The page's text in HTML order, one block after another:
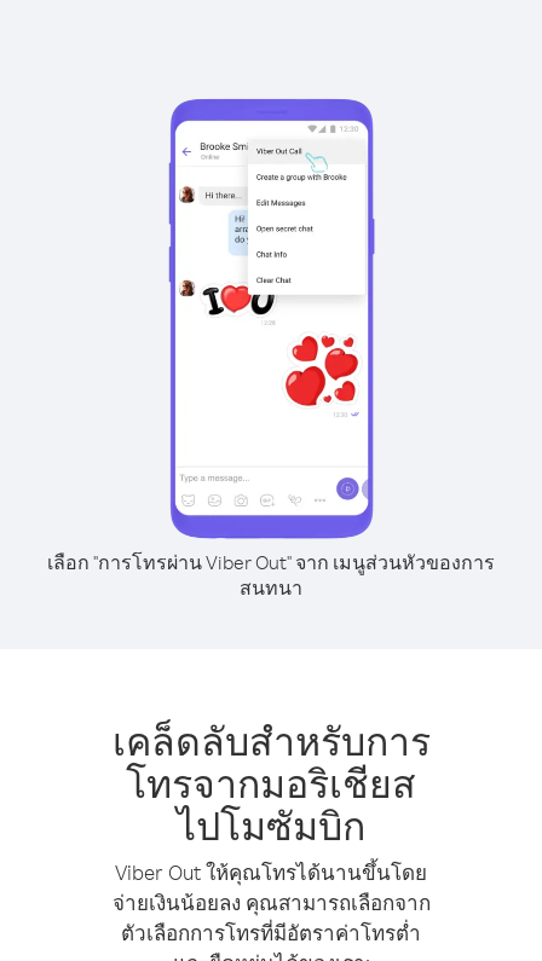
เลือก "การโทรผ่าน Viber Out" จาก เมนูส่วนหัวของการ
สนทนา
เคล็ดลับสำหรับการ
โทรจากมอริเชียส
ไปโมซัมบิก
Viber Out ให้คุณโทรได้นานขึ้นโดย
จ่ายเงินน้อยลง คุณสามารถเลือกจาก
ตัวเลือกการโทรที่มีอัตราค่าโทรต่ำ